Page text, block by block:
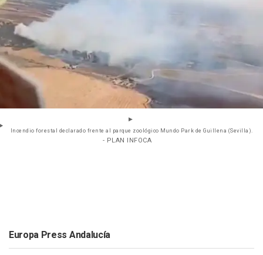
Incendio forestal declarado frente al parque zoológico Mundo Park de Guillena (Sevilla).
- PLAN INFOCA
Europa Press Andalucía